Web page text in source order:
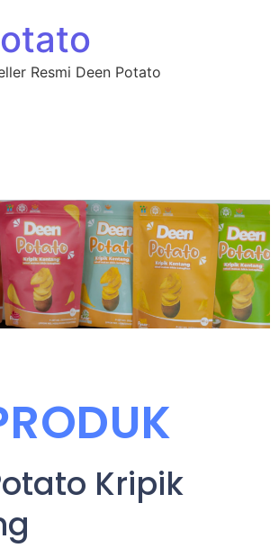
Resmi Deen Potato
Kripik